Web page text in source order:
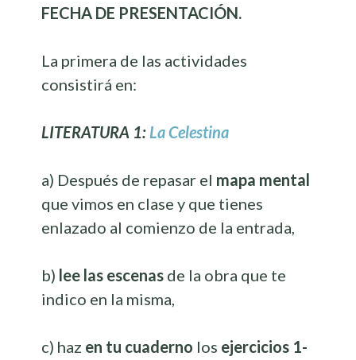
FECHA DE PRESENTACIÓN.
La primera de las actividades
consistirá en:
LITERATURA 1: La Celestina
a) Después de repasar el mapa mental
que vimos en clase y que tienes
enlazado al comienzo de la entrada,
b) lee las escenas de la obra que te
indico en la misma,
c) haz en tu cuaderno los ejercicios 1-